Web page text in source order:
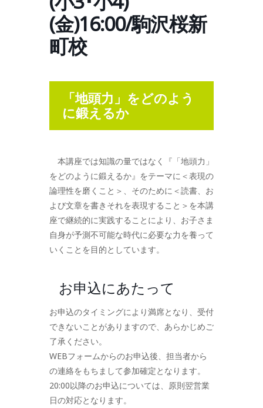
(金)16:00/駒沢桜新
町校
「地頭力」をどのよう
に鍛えるか
本講座では知識の量ではなく『「地頭力」
をどのように鍛えるか』をテーマに＜表現の
論理性を磨くこと＞、そのために＜読書、お
よび文章を書きそれを表現すること＞を本講
座で継続的に実践することにより、お子さま
自身が予測不可能な時代に必要な力を養って
いくことを目的としています。
お申込にあたって
お申込のタイミングにより満席となり、受付
できないことがありますので、あらかじめご
了承ください。
WEBフォームからのお申込後、担当者から
の連絡をもちまして参加確定となります。
20:00以降のお申込については、原則翌営業
日の対応となります。